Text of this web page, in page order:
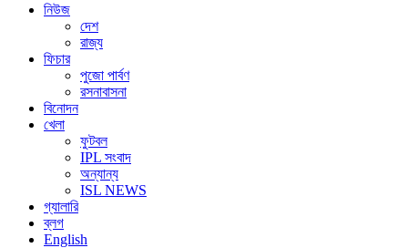
নিউজ
দেশ
রাজ্য
ফিচার
পুজো পার্বণ
রসনাবাসনা
বিনোদন
খেলা
ফুটবল
IPL সংবাদ
অন্যান্য
ISL NEWS
গ্যালারি
ব্লগ
English